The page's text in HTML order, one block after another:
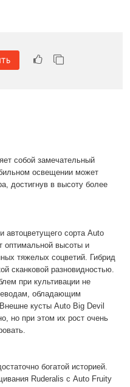
собой замечательный
освещении может
достигнув в высоту более
автоцветущего сорта Auto
оптимальной высоты и
тяжелых соцветий. Гибрид
сканковой разновидностью.
при культивации не
обладающим
кусты Auto Big Devil
но при этом их рост очень
богатой историей.
Ruderalis с Auto Fruity